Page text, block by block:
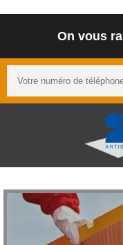
On vous